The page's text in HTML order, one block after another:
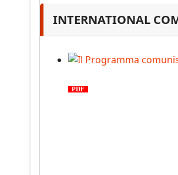
INTERNATIONAL
PDF